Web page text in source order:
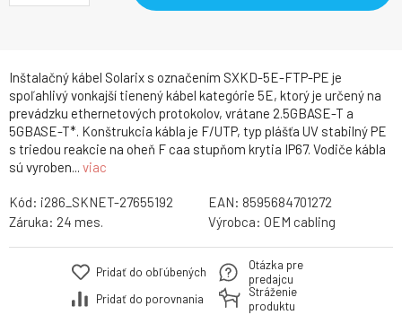
Inštalačný kábel Solarix s označením SXKD-5E-FTP-PE je
spoľahlivý vonkajší tienený kábel kategórie 5E, ktorý je určený na
prevádzku ethernetových protokolov, vrátane 2.5GBASE-T a
5GBASE-T*. Konštrukcia kábla je F/UTP, typ plášťa UV stabilný PE
s triedou reakcie na oheň F caa stupňom krytia IP67. Vodiče kábla
sú vyroben... viac
Kód: i286_SKNET-27655192 EAN: 8595684701272
Záruka: 24 mes. Výrobca: OEM cabling
Pridať do obľúbených
Pridať do porovnania
Otázka pre
predajcu
Stráženie
produktu